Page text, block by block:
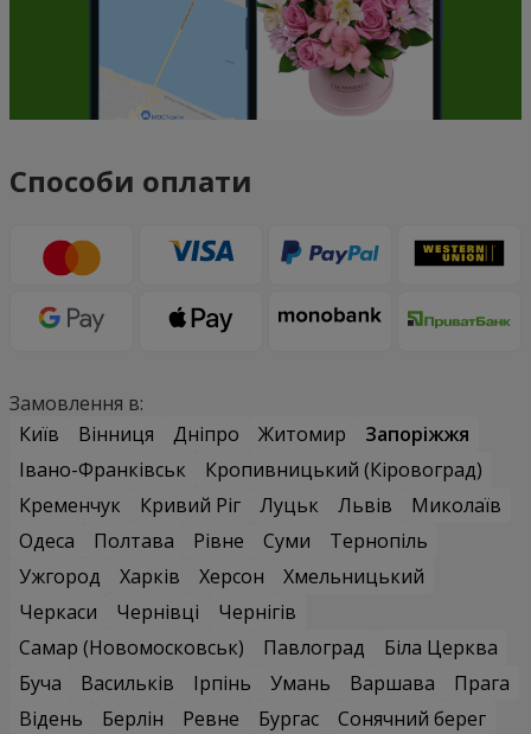
Способи оплати
Замовлення в:
Київ
Вінниця Дніпро Житомир
Запоріжжя
Івано-Франківськ
Кропивницький (Кіровоград)
Кременчук
Кривий Ріг Луцьк Львів
Миколаїв
Одеса
Полтава Рівне Суми
Тернопіль
Ужгород
Харків Херсон
Хмельницький
Черкаси
Чернівці
Чернігів
Самар (Новомосковськ)
Павлоград
Біла Церква
Буча
Васильків Ірпінь Умань Варшава
Прага
Відень
Берлін Ревне Бургас
Сонячний берег